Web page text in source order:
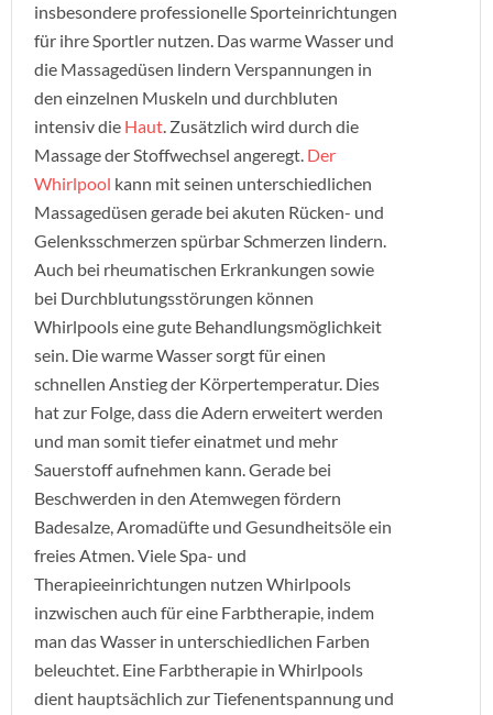
insbesondere professionelle Sporteinrichtungen
für ihre Sportler nutzen. Das warme Wasser und
die Massagedüsen lindern Verspannungen in
den einzelnen Muskeln und durchbluten
intensiv die Haut. Zusätzlich wird durch die
Massage der Stoffwechsel angeregt. Der
Whirlpool kann mit seinen unterschiedlichen
Massagedüsen gerade bei akuten Rücken- und
Gelenksschmerzen spürbar Schmerzen lindern.
Auch bei rheumatischen Erkrankungen sowie
bei Durchblutungsstörungen können
Whirlpools eine gute Behandlungsmöglichkeit
sein. Die warme Wasser sorgt für einen
schnellen Anstieg der Körpertemperatur. Dies
hat zur Folge, dass die Adern erweitert werden
und man somit tiefer einatmet und mehr
Sauerstoff aufnehmen kann. Gerade bei
Beschwerden in den Atemwegen fördern
Badesalze, Aromadüfte und Gesundheitsöle ein
freies Atmen. Viele Spa- und
Therapieeinrichtungen nutzen Whirlpools
inzwischen auch für eine Farbtherapie, indem
man das Wasser in unterschiedlichen Farben
beleuchtet. Eine Farbtherapie in Whirlpools
dient hauptsächlich zur Tiefenentspannung und